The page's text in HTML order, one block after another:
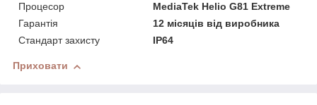
Процесор
MediaTek Helio G81 Extreme
Гарантія
12 місяців від виробника
Стандарт захисту
IP64
Приховати